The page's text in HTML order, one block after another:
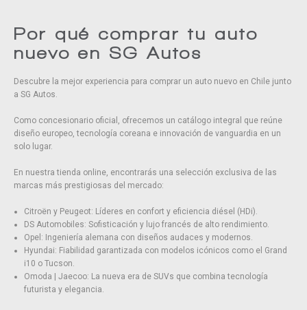
Por qué comprar tu auto
nuevo en SG Autos
Descubre la mejor experiencia para comprar un auto nuevo en Chile junto
a SG Autos.
Como concesionario oficial, ofrecemos un catálogo integral que reúne
diseño europeo, tecnología coreana e innovación de vanguardia en un
solo lugar.
En nuestra tienda online, encontrarás una selección exclusiva de las
marcas más prestigiosas del mercado:
Citroën y Peugeot: Líderes en confort y eficiencia diésel (HDi).
DS Automobiles: Sofisticación y lujo francés de alto rendimiento.
Opel: Ingeniería alemana con diseños audaces y modernos.
Hyundai: Fiabilidad garantizada con modelos icónicos como el Grand
i10 o Tucson.
Omoda | Jaecoo: La nueva era de SUVs que combina tecnología
futurista y elegancia.